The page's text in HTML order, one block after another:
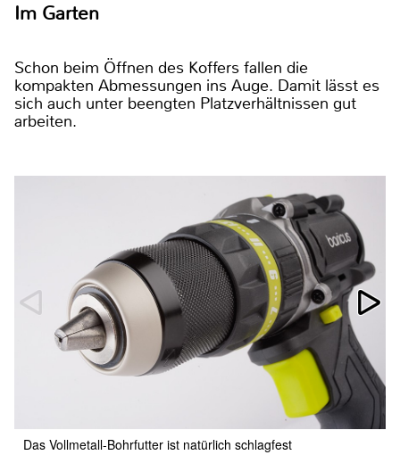
Im Garten
Schon beim Öffnen des Koffers fallen die
kompakten Abmessungen ins Auge. Damit lässt es
sich auch unter beengten Platzverhältnissen gut
arbeiten.
Das Vollmetall-Bohrfutter ist natürlich schlagfest